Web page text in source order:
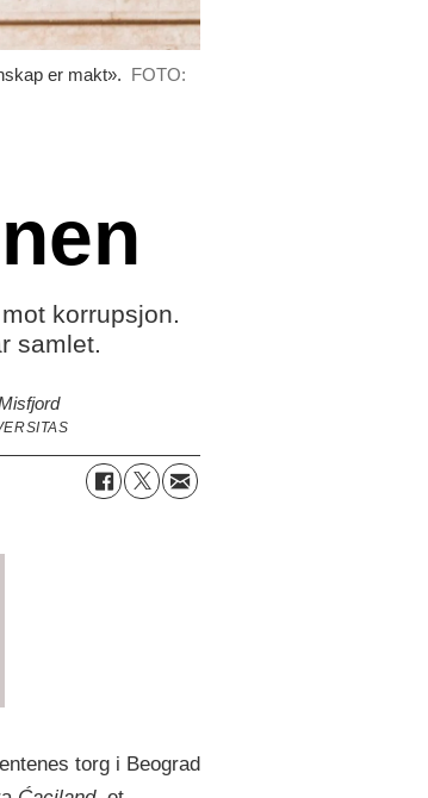
er makt». FOTO:
korrupsjon.
samlet.
torg i Beograd